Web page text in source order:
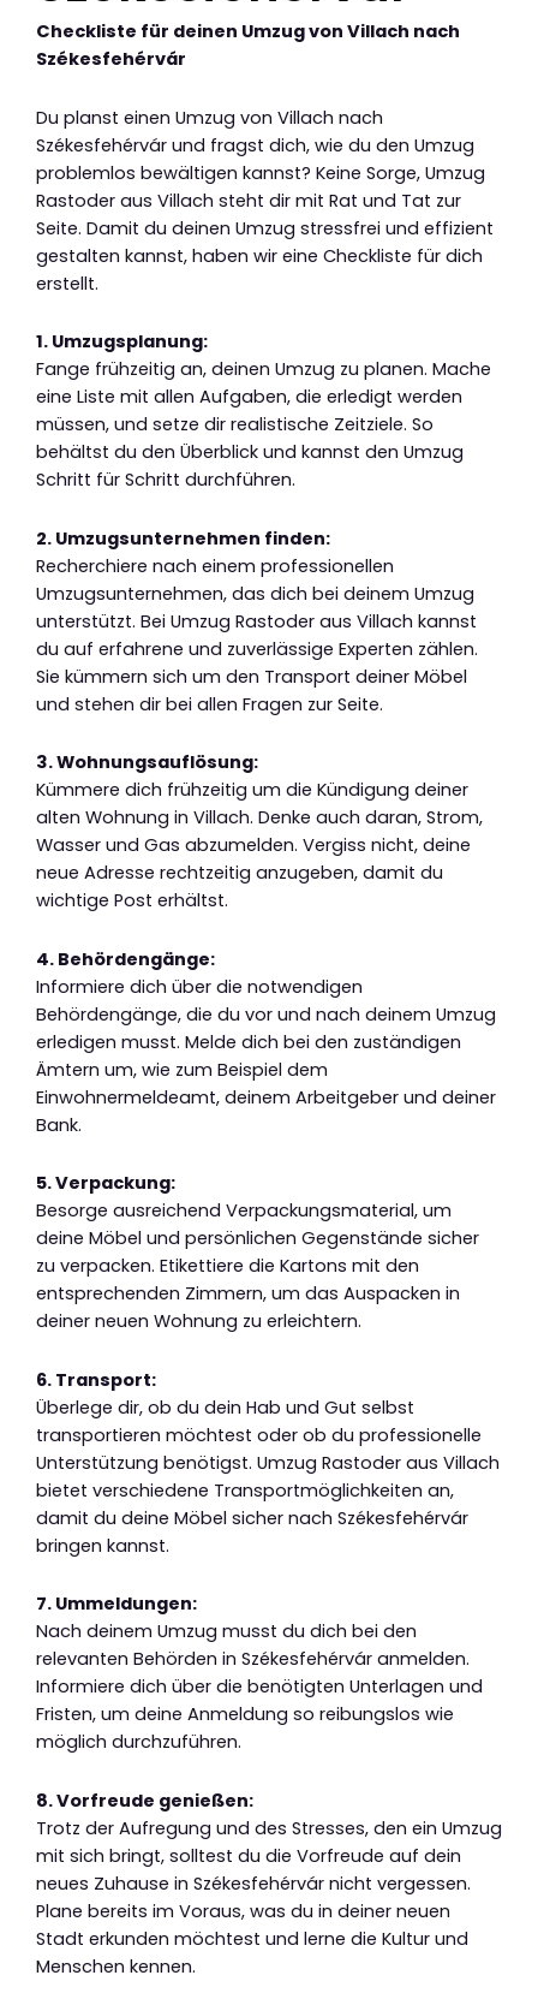
Checkliste für deinen Umzug von Villach nach
Székesfehérvár
Du planst einen Umzug von Villach nach
Székesfehérvár und fragst dich, wie du den Umzug
problemlos bewältigen kannst? Keine Sorge, Umzug
Rastoder aus Villach steht dir mit Rat und Tat zur
Seite. Damit du deinen Umzug stressfrei und effizient
gestalten kannst, haben wir eine Checkliste für dich
erstellt.
1. Umzugsplanung:
Fange frühzeitig an, deinen Umzug zu planen. Mache
eine Liste mit allen Aufgaben, die erledigt werden
müssen, und setze dir realistische Zeitziele. So
behältst du den Überblick und kannst den Umzug
Schritt für Schritt durchführen.
2. Umzugsunternehmen finden:
Recherchiere nach einem professionellen
Umzugsunternehmen, das dich bei deinem Umzug
unterstützt. Bei Umzug Rastoder aus Villach kannst
du auf erfahrene und zuverlässige Experten zählen.
Sie kümmern sich um den Transport deiner Möbel
und stehen dir bei allen Fragen zur Seite.
3. Wohnungsauflösung:
Kümmere dich frühzeitig um die Kündigung deiner
alten Wohnung in Villach. Denke auch daran, Strom,
Wasser und Gas abzumelden. Vergiss nicht, deine
neue Adresse rechtzeitig anzugeben, damit du
wichtige Post erhältst.
4. Behördengänge:
Informiere dich über die notwendigen
Behördengänge, die du vor und nach deinem Umzug
erledigen musst. Melde dich bei den zuständigen
Ämtern um, wie zum Beispiel dem
Einwohnermeldeamt, deinem Arbeitgeber und deiner
Bank.
5. Verpackung:
Besorge ausreichend Verpackungsmaterial, um
deine Möbel und persönlichen Gegenstände sicher
zu verpacken. Etikettiere die Kartons mit den
entsprechenden Zimmern, um das Auspacken in
deiner neuen Wohnung zu erleichtern.
6. Transport:
Überlege dir, ob du dein Hab und Gut selbst
transportieren möchtest oder ob du professionelle
Unterstützung benötigst. Umzug Rastoder aus Villach
bietet verschiedene Transportmöglichkeiten an,
damit du deine Möbel sicher nach Székesfehérvár
bringen kannst.
7. Ummeldungen:
Nach deinem Umzug musst du dich bei den
relevanten Behörden in Székesfehérvár anmelden.
Informiere dich über die benötigten Unterlagen und
Fristen, um deine Anmeldung so reibungslos wie
möglich durchzuführen.
8. Vorfreude genießen:
Trotz der Aufregung und des Stresses, den ein Umzug
mit sich bringt, solltest du die Vorfreude auf dein
neues Zuhause in Székesfehérvár nicht vergessen.
Plane bereits im Voraus, was du in deiner neuen
Stadt erkunden möchtest und lerne die Kultur und
Menschen kennen.